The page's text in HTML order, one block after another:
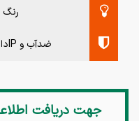
رنگ
ضدآب و IPدار و گردوغبار
جهت دریافت